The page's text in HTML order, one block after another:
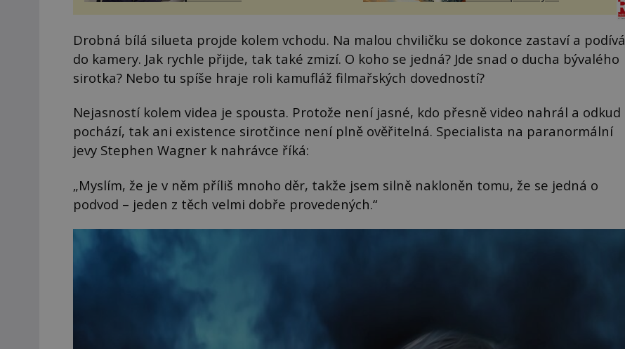
vhodný k dostatečně přesnému
Drobná bílá silueta projde kolem vchodu. Na malou chviličku se dokonce zastaví a podívá
do kamery. Jak rychle přijde, tak také zmizí. O koho se jedná? Jde snad o ducha bývalého
sirotka? Nebo tu spíše hraje roli kamufláž filmařských dovedností?
Nejasností kolem videa je spousta. Protože není jasné, kdo přesně video nahrál a odkud
pochází, tak ani existence sirotčince není plně ověřitelná. Specialista na paranormální
jevy Stephen Wagner k nahrávce říká:
„Myslím, že je v něm příliš mnoho děr, takže jsem silně nakloněn tomu, že se jedná o
podvod – jeden z těch velmi dobře provedených.“